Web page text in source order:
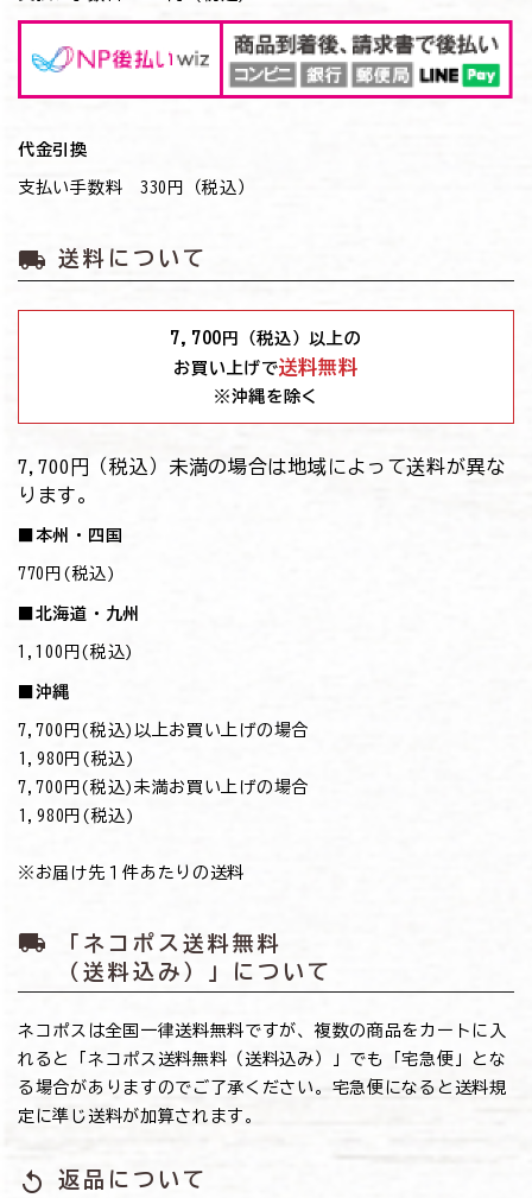
代金引換
支払い手数料 330円（税込）
local_shipping 送料について
7,700 円（税込）以上の
お買い上げで送料無料
※沖縄を除く
7,700円（税込）未満の場合は地域によって送料が異な
ります。
■本州・四国
770円(税込)
■北海道・九州
1,100円(税込)
■沖縄
7,700円(税込)以上お買い上げの場合
→1,980円(税込)
7,700円(税込)未満お買い上げの場合
→1,980円(税込)
※お届け先１件あたりの送料
local_shipping
「ネコポス送料無料
（送料込み）」について
ネコポスは全国一律送料無料ですが、複数の商品をカートに入
れると「ネコポス送料無料（送料込み）」でも「宅急便」とな
る場合がありますのでご了承ください。宅急便になると送料規
定に準じ送料が加算されます。
replay 返品について